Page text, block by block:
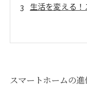
生活を変える
入
スマートホームの